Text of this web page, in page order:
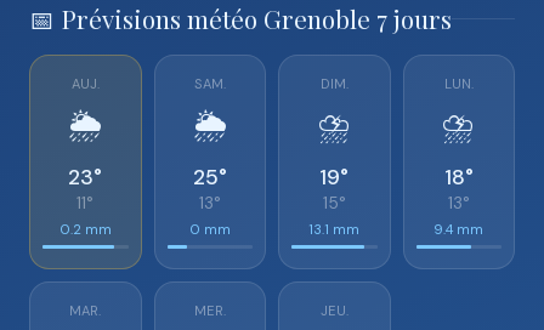
📅 Prévisions météo Grenoble 7 jours
AUJ.
🌦️
23°
11°
0.2 mm
SAM.
🌦️
25°
13°
0 mm
DIM.
⛈️
19°
15°
13.1 mm
LUN.
⛈️
18°
13°
9.4 mm
MAR. MER. JEU.